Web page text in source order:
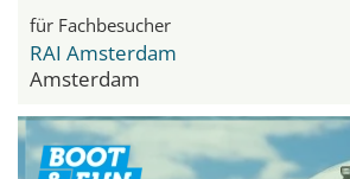
für Fachbesucher
RAI Amsterdam
Amsterdam